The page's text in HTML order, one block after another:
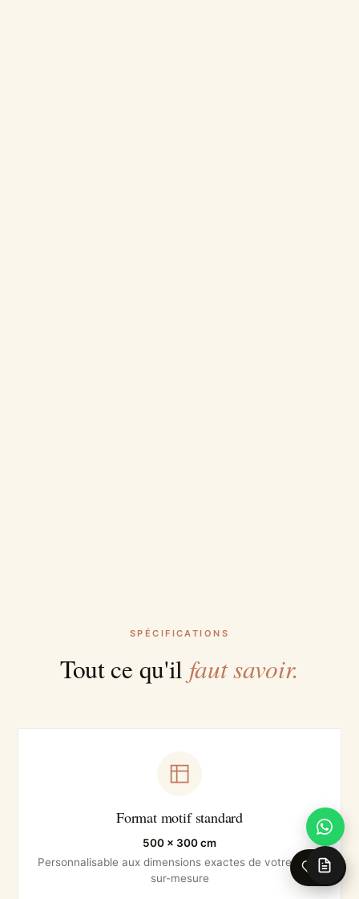
SPÉCIFICATIONS
Tout ce qu'il faut savoir.
Format motif standard
500 × 300 cm
Personnalisable aux dimensions exactes de votre mur ·
sur-mesure
0